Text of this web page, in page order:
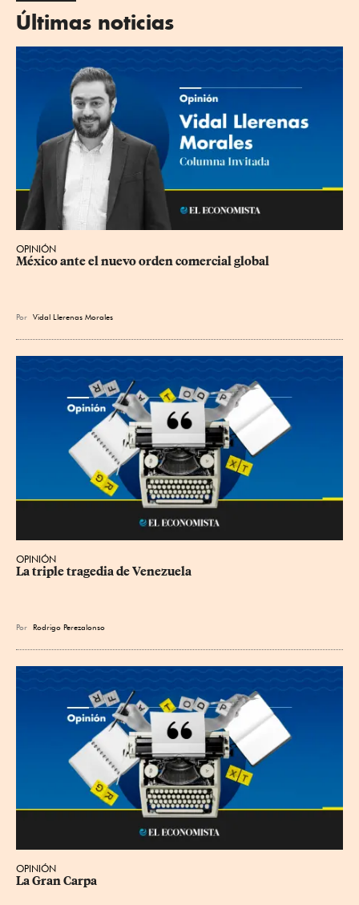
Últimas noticias
OPINIÓN
México ante el nuevo orden comercial global
Por Vidal Llerenas Morales
OPINIÓN
La triple tragedia de Venezuela
Por Rodrigo Perezalonso
OPINIÓN
La Gran Carpa